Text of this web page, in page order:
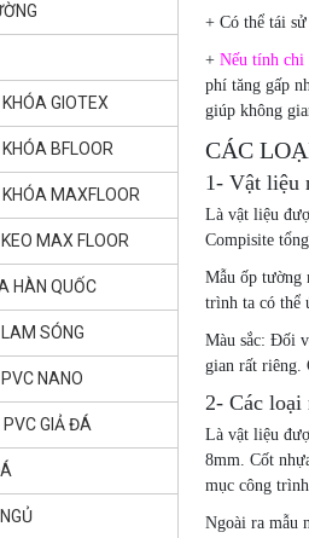
+ Có thể tái
+ Nếu tính chi
phí tăng gấp
giúp không
CÁC
1- Vật liệu
Là vật liệu
Compisite
Mẫu ốp tường
trình ta có thể
Màu sắc: Đối
gian rất riêng.
2- Các loại
Là vật liệu
8mm. Cốt
mục công
Ngoài ra mẫu
GlOTEX
BFLOOR
MAXFLOOR
MAX FLOOR
HÀN QUỐC
SÓNG
NANO
GIẢ ĐÁ